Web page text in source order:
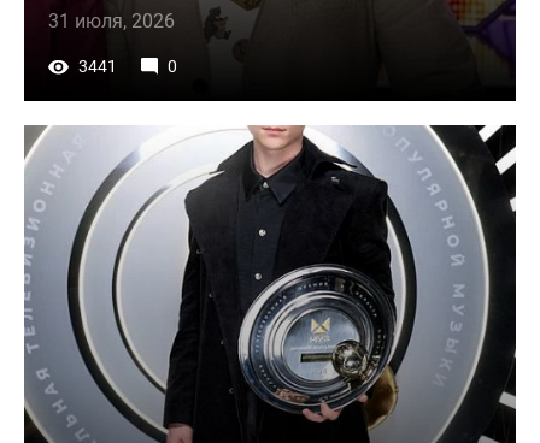
31 июля, 2026
3441 0